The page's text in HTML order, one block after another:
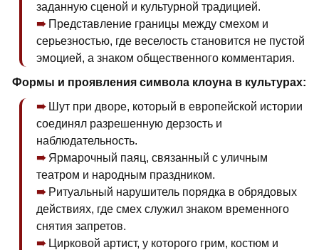
заданную сценой и культурной традицией.
Представление границы между смехом и
серьезностью, где веселость становится не пустой
эмоцией, а знаком общественного комментария.
Формы и проявления символа клоуна в культурах:
Шут при дворе, который в европейской истории
соединял разрешенную дерзость и
наблюдательность.
Ярмарочный паяц, связанный с уличным
театром и народным праздником.
Ритуальный нарушитель порядка в обрядовых
действиях, где смех служил знаком временного
снятия запретов.
Цирковой артист, у которого грим, костюм и